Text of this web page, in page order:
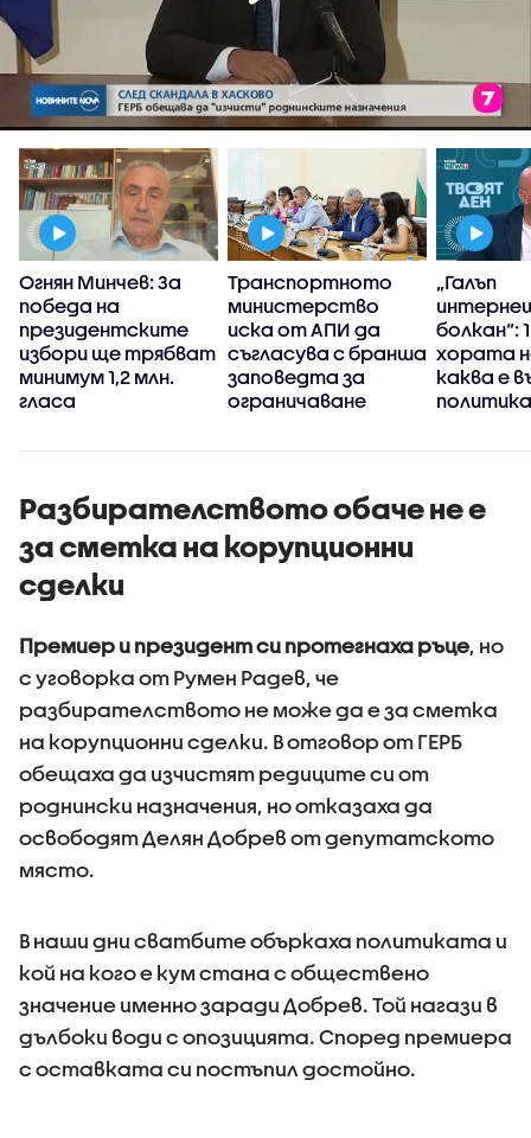
Огнян Минчев: За
победа на
президентските
избори ще трябват
минимум 1,2 млн.
гласа
Транспортното
министерство
иска от АПИ да
съгласува с бранша
заповедта за
ограничаване
камиони
„Галъп
болкан“:
хората
каква е
Разбирателството обаче не е
за сметка на корупционни
сделки
Премиер и президент си протегнаха ръце, но
с уговорка от Румен Радев, че
разбирателството не може да е за сметка
на корупционни сделки. В отговор от ГЕРБ
обещаха да изчистят редиците си от
роднински назначения, но отказаха да
освободят Делян Добрев от депутатското
място.
В наши дни сватбите объркаха политиката и
кой на кого е кум стана с обществено
значение именно заради Добрев. Той нагази в
дълбоки води с опозицията. Според премиера
с оставката си постъпил достойно.